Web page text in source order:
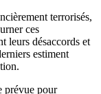
terrorisés,
ces
leurs désaccords et
estiment
prévue pour